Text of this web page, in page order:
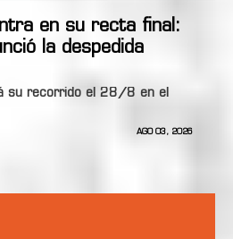
en su recta final:
la despedida
su recorrido el 28/8 en el
AGO 03, 2026